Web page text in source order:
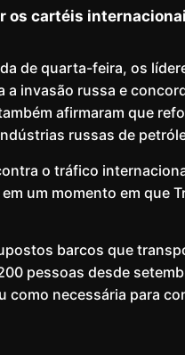
os cartéis
de quarta-feira, os
invasão russa e
afirmaram que
russas de
o tráfico
um momento em que
barcos que
pessoas desde
como necessária para